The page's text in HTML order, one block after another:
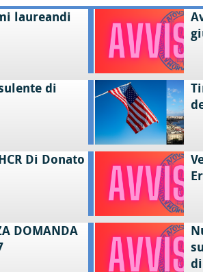
laureandi
di
Di Donato
DOMANDA